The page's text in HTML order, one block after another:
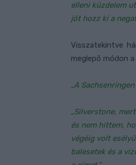
elleni küzdelem
jót hozz ki a
Visszatekintve
meglepő módon
„A
„Silverstone,
és nem hittem,
végéig volt
balesetek és a